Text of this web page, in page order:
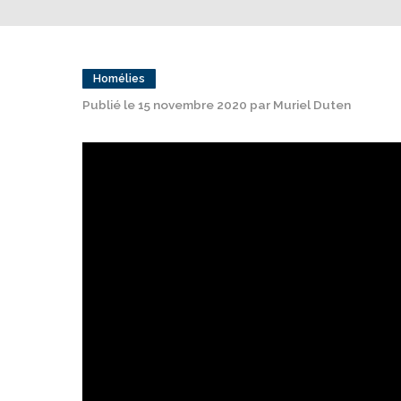
Homélies
Publié le 15 novembre 2020 par Muriel Duten